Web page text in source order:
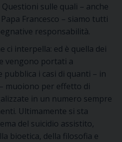
sulle quali – anche
Francesco – siamo tutti
responsabilità.
ci interpella: ed è quella dei
vengono portati a
pubblica i casi di quanti – in
muoiono per effetto di
in un numero sempre
Ultimamente si sta
del suicidio assistito,
bioetica, della filosofia e